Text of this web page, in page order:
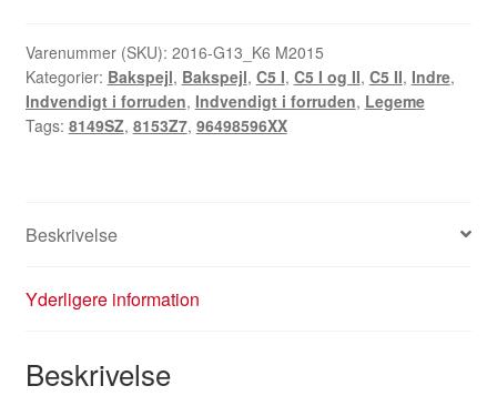
C5
96498596XX
8149SZ
antal
Varenummer (SKU): 2016-G13_K6 M2015
Kategorier: Bakspejl, Bakspejl, C5 I, C5 I og II, C5 II, Indre,
Indvendigt i forruden, Indvendigt i forruden, Legeme
Tags: 8149SZ, 8153Z7, 96498596XX
Beskrivelse
Yderligere information
Beskrivelse